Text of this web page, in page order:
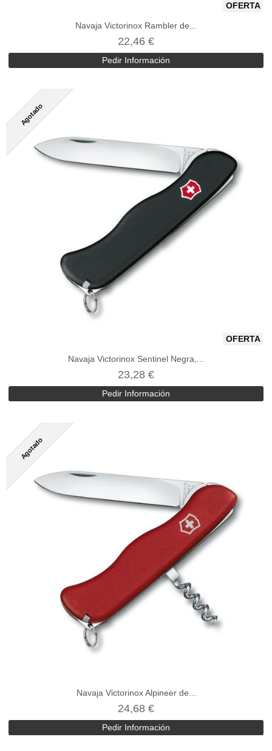
OFERTA
Navaja Victorinox Rambler de...
22,46 €
Pedir Información
Agotado
OFERTA
Navaja Victorinox Sentinel Negra,...
23,28 €
Pedir Información
Agotado
Navaja Victorinox Alpineer de...
24,68 €
Pedir Información